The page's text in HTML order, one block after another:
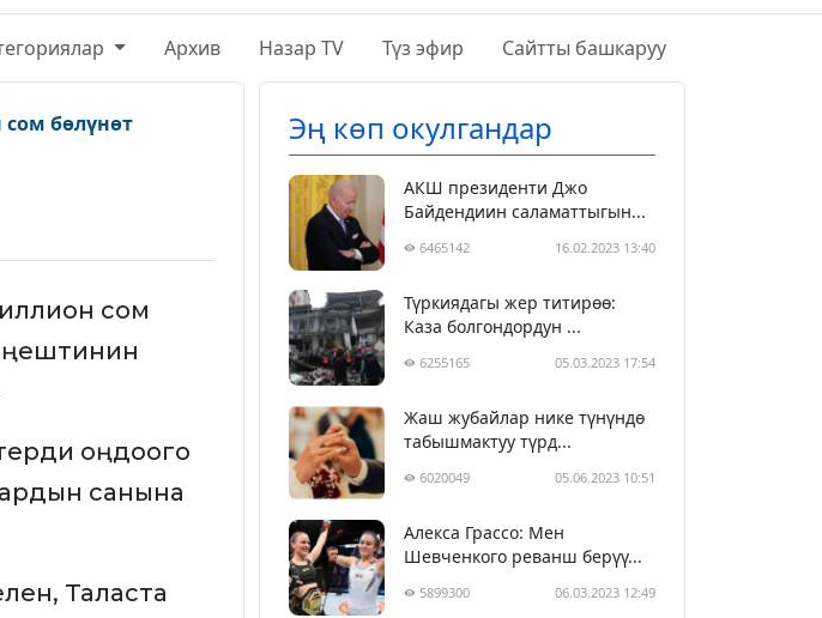
Архив Назар TV Түз эфир Сайтты башкаруу
бөлүнөт
сом
оңдоого
санына
Таласта
Эң көп окулгандар
АКШ президенти Джо
Байдендиин саламаттыгын...
6465142 16.02.2023 13:40
Түркиядагы жер титирөө:
Каза болгондордун ...
6255165 05.03.2023 17:54
Жаш жубайлар нике түнүндө
табышмактуу түрд...
6020049 05.06.2023 10:51
Алекса Грассо: Мен
Шевченкого реванш берүү...
5899300 06.03.2023 12:49